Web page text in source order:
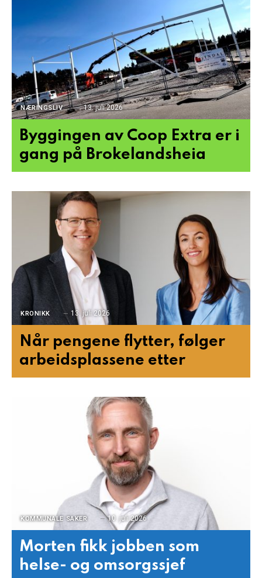
NÆRINGSLIV 13. juli 2026
Byggingen av Coop Extra er i
gang på Brokelandsheia
KRONIKK 13. juli 2026
Når pengene flytter, følger
arbeidsplassene etter
KOMMUNALE SAKER 10. juli 2026
Morten fikk jobben som
helse- og omsorgssjef